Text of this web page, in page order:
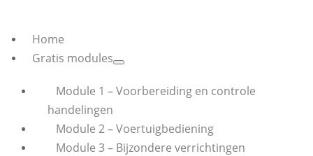
Home
Gratis modules
Module 1 – Voorbereiding en controle
handelingen
Module 2 – Voertuigbediening
Module 3 – Bijzondere verrichtingen